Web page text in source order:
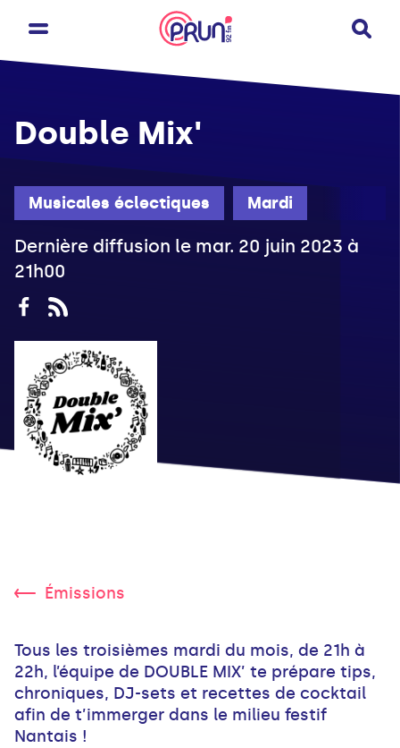
Musicales éclectiques Mardi
Double Mix'
Dernière diffusion le mar. 20 juin 2023 à
21h00
Émissions
Tous les troisièmes mardi du mois, de 21h à
22h, l’équipe de DOUBLE MIX’ te prépare tips,
chroniques, DJ-sets et recettes de cocktail
afin de t’immerger dans le milieu festif
Nantais !